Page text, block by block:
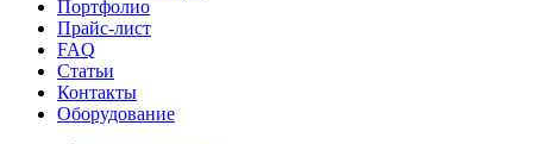
Портфолио
Прайс-лист
FAQ
Статьи
Контакты
Оборудование